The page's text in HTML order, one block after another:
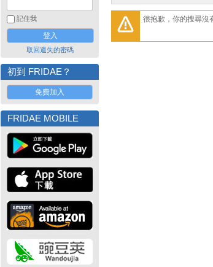
記住我
取回遺失的密碼
初到 FRIDAE？
免費加入
FRIDAE MOBILE
很抱歉，你的搜尋沒